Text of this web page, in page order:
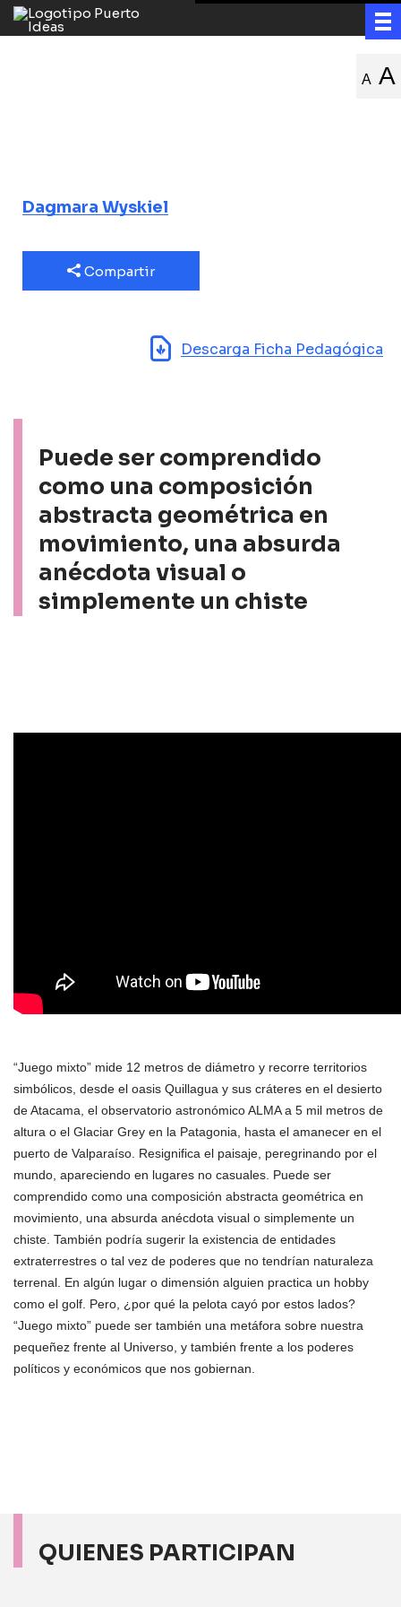
A A
Dagmara Wyskiel
Compartir
Descarga Ficha Pedagógica
Puede ser comprendido
como una composición
abstracta geométrica en
movimiento, una absurda
anécdota visual o
simplemente un chiste
“Juego mixto” mide 12 metros de diámetro y recorre territorios
simbólicos, desde el oasis Quillagua y sus cráteres en el desierto
de Atacama, el observatorio astronómico ALMA a 5 mil metros de
altura o el Glaciar Grey en la Patagonia, hasta el amanecer en el
puerto de Valparaíso. Resignifica el paisaje, peregrinando por el
mundo, apareciendo en lugares no casuales. Puede ser
comprendido como una composición abstracta geométrica en
movimiento, una absurda anécdota visual o simplemente un
chiste. También podría sugerir la existencia de entidades
extraterrestres o tal vez de poderes que no tendrían naturaleza
terrenal. En algún lugar o dimensión alguien practica un hobby
como el golf. Pero, ¿por qué la pelota cayó por estos lados?
“Juego mixto” puede ser también una metáfora sobre nuestra
pequeñez frente al Universo, y también frente a los poderes
políticos y económicos que nos gobiernan.
QUIENES PARTICIPAN